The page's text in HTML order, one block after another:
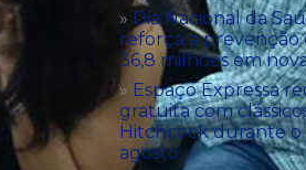
Dia Nacional da
reforça a prevenção
36,8 milhões em
Espaço Expressa
gratuita com
Hitchcock durante o
agosto